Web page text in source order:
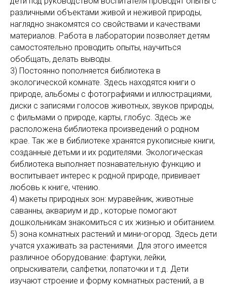
различными объектами живой и неживой природы,
наглядно знакомятся со свойствами и качествами
материалов. Работа в лаборатории позволяет детям
самостоятельно проводить опыты, научиться
обобщать, делать выводы.
3) Постоянно пополняется библиотека в
экологической комнате. Здесь находятся книги о
природе, альбомы с фотографиями и иллюстрациями,
диски с записями голосов животных, звуков природы,
с фильмами о природе, карты, глобус. Здесь же
расположена библиотека произведений о родном
крае. Так же в библиотеке хранятся рукописные книги,
созданные детьми и их родителями. Экологическая
библиотека выполняет познавательную функцию и
воспитывает интерес к родной природе, прививает
любовь к книге, чтению.
4) макеты природных зон: муравейник, животные
саванны, аквариум и др., которые помогают
дошкольникам знакомиться с их жизнью и обитанием.
5) зона комнатных растений и мини-огород. Здесь дети
учатся ухаживать за растениями. Для этого имеется
различное оборудование: фартуки, лейки,
опрыскиватели, салфетки, лопаточки и т.д. Дети
изучают строение и форму комнатных растений, а в